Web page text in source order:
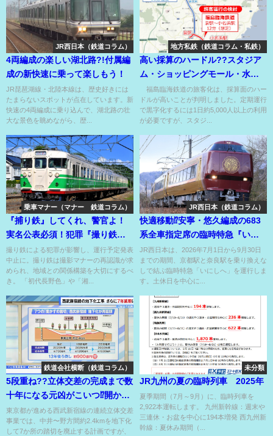
JR西日本（鉄道コラム）
4両編成の楽しい湖北路?!付属編
成の新快速に乗って楽しもう！
JR琵琶湖線・北陸本線は、歴史好きには
たまらないスポットが点在しています。新
快速の4両編成に乗り込んで、湖北路の壮
大な景色を眺めながら、歴...
地方私鉄（鉄道コラム・私鉄）
高い採算のハードル??スタジア
ム・ショッピングモール・水族
館アクセス旅客線??
福島臨海鉄道の旅客化は、採算面のハー
ドルが高いことが判明しました。定期運行
で黒字化するには1日約5,000人以上の利用
が必要ですが、スタジ...
乗車マナー（マナー 鉄道コラム）
『捕り鉄』してくれ、警官よ！
実名公表必須！犯罪『撮り鉄』
が引き起こす運行予定発表中
止?!
撮り鉄による犯罪が影響し、運行予定発表
中止に。撮り鉄は撮影マナーの再認識が求
められ、地域との関係構築を大切にするべ
き。 「初代長野色」や「湘...
JR西日本（鉄道コラム）
快適移動⁉安寧・悠久編成の683
系全車指定席の臨時特急『いに
しへ』今夏も運行！
JR西日本は、2026年7月1日から9月30日
までの期間、京都駅と奈良駅を乗り換えな
しで結ぶ臨時特急「いにしへ」を運行しま
す。土休日を中心に...
鉄道会社横断（鉄道コラム）
5段重ね??立体交差の完成まで数
十年になる元凶がこいつ⁉開かず
の踏切いつ消える??
東京都が進める西武新宿線の連続立体交差
事業では、中井〜野方間約2.4kmを地下化
して7か所の踏切を廃止する計画ですが、
未分類
JR九州の夏の臨時列車 2025年
夏季期間（7月～9月）に、臨時列車を
2,922本運転します。 九州新幹線：週末や
三連休・お盆を中心に194本増発 西九州新
幹線：夏休み期間（...